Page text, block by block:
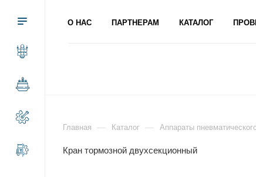
О НАС ПАРТНЕРАМ КАТАЛОГ
Главная — Каталог — Аппараты
Кран тормозной двухсекционный